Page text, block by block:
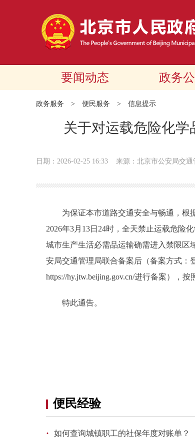
要闻动态 政务
政务服务 > 便民服务 > 信息提示
关于对运载危险化
日期：2026-02-25 16:33 来源：北京市公安局交通
为保证本市道路交通安全与畅通，根据
2026年3月13日24时，全天禁止运载危险
城市生产生活必需品运输确需进入禁限区
安局交通管理局联合备案后（备案方式：
https://hy.jtw.beijing.gov.cn/进行备案），按
特此通告。
便民经验
· 如何查询城镇职工的社保年度对账单？